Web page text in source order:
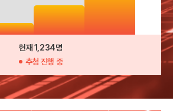
현재 1,234명
추첨 진행 중